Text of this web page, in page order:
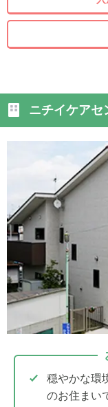
ニチイケアセ
穏やかな環
のお住まい